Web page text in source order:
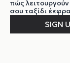
πώς
σου ταξίδι
SIGN